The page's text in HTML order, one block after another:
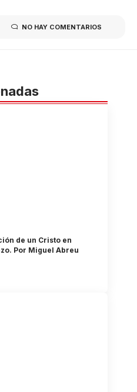
NO HAY COMENTARIOS
de un Cristo en
Por Miguel Abreu